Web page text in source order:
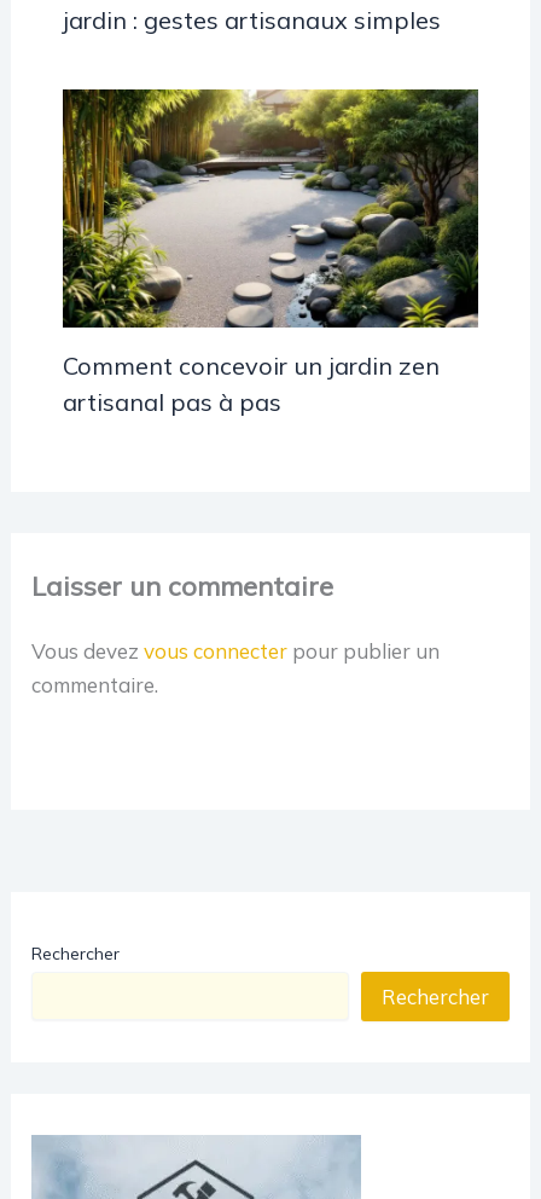
jardin : gestes artisanaux simples
Comment concevoir un jardin zen
artisanal pas à pas
Laisser un commentaire
Vous devezvous connecter pour publier un
commentaire.
Rechercher
Rechercher